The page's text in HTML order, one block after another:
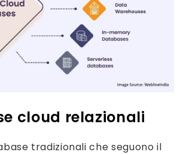
cloud relazionali
tradizionali che seguono il